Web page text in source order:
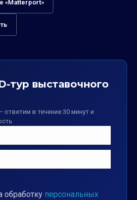
«Matterport»
тур выставочного
ответим в течение 30 минут и
обработку персональных